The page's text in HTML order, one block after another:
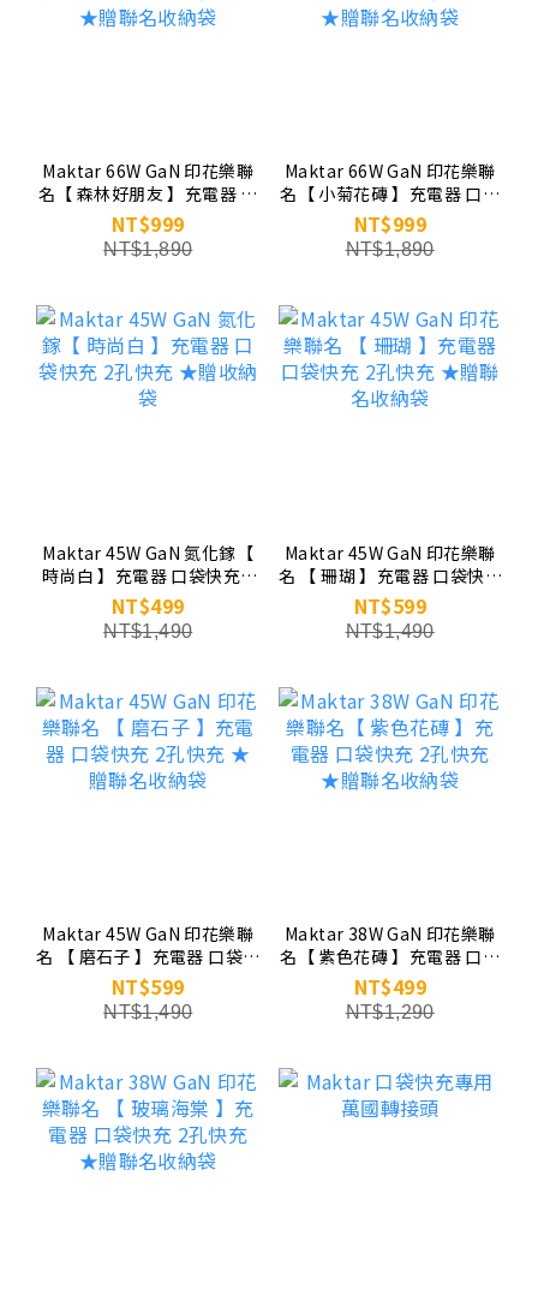
Maktar 66W GaN 印花樂聯
名【 森林好朋友 】充電器 口
袋快充 3孔快充 ★贈聯名收
納袋
NT$999
NT$1,890
Maktar 66W GaN 印花樂聯
名【 小菊花磚 】充電器 口袋
快充 3孔快充 ★贈聯名收納
袋
NT$999
NT$1,890
Maktar 45W GaN 氮化鎵【
時尚白 】充電器 口袋快充 2
孔快充 ★贈收納袋
NT$499
NT$1,490
Maktar 45W GaN 印花樂聯
名 【 珊瑚 】充電器 口袋快充
2孔快充 ★贈聯名收納袋
NT$599
NT$1,490
Maktar 45W GaN 印花樂聯
名 【 磨石子 】充電器 口袋快
充 2孔快充 ★贈聯名收納袋
NT$599
NT$1,490
Maktar 38W GaN 印花樂聯
名【 紫色花磚 】充電器 口袋
快充 2孔快充 ★贈聯名收納
袋
NT$499
NT$1,290